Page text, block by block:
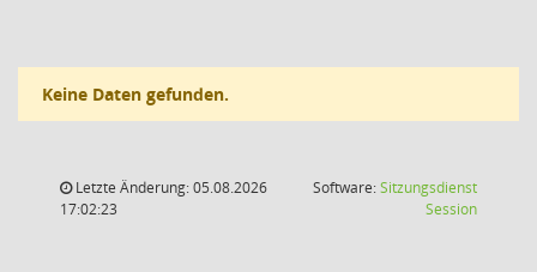
Keine Daten gefunden.
Letzte Änderung: 05.08.2026
17:02:23
Software:Sitzungsdienst
Session(Wird in